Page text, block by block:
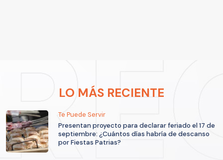
LO MÁS RECIENTE
Te Puede Servir
Presentan proyecto para declarar feriado el 17 de
septiembre: ¿Cuántos días habría de descanso
por Fiestas Patrias?